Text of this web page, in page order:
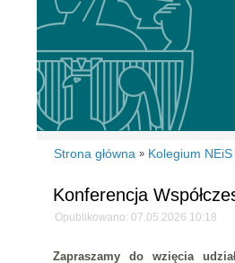
Strona główna » Kolegium NEiS
Konferencja
Opublikowano: 07.05.2026 10:18
Zapraszamy do wzięcia